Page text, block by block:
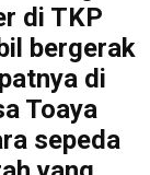
di TKP
bergerak
di
Toaya
sepeda